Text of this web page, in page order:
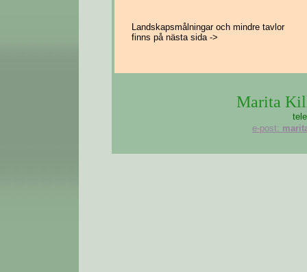
Landskapsmålningar och mindre tavlor
finns på nästa sida ->
Marita
e-post: